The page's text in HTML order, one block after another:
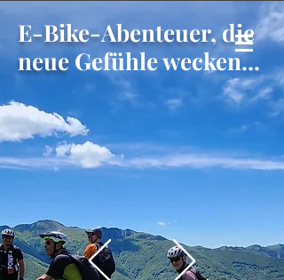
E-Bike-Abenteuer, die
neueGefühle wecken...